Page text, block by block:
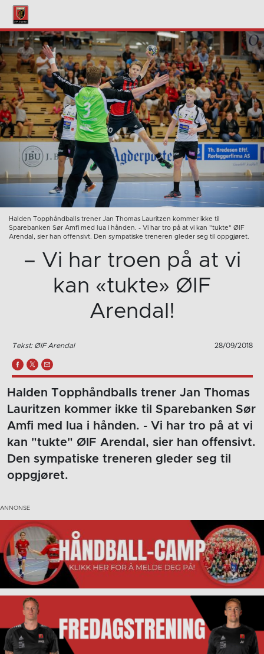
Halden Topphåndballs trener Jan Thomas Lauritzen kommer ikke til
Sparebanken Sør Amfi med lua i hånden. - Vi har tro på at vi kan "tukte" ØIF
Arendal, sier han offensivt. Den sympatiske treneren gleder seg til oppgjøret.
– Vi har troen på at vi
kan «tukte» ØIF
Arendal!
Tekst: ØIF Arendal 28/09/2018
Halden Topphåndballs trener Jan Thomas
Lauritzen kommer ikke til Sparebanken Sør
Amfi med lua i hånden. - Vi har tro på at vi
kan "tukte" ØIF Arendal, sier han offensivt.
Den sympatiske treneren gleder seg til
oppgjøret.